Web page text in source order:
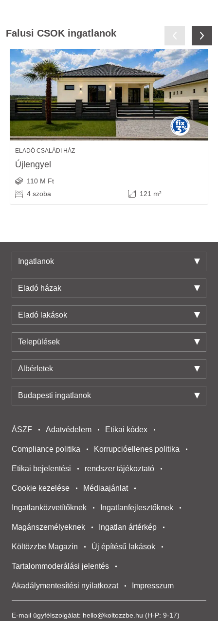
Falusi CSOK ingatlanok
ELADÓ CSALÁDI HÁZ
Újlengyel
110 M Ft
4 szoba
121 m²
Ingatlanok
Eladó házak
Eladó lakások
Települések
Albérletek
Budapesti ingatlanok
E-mail ügyfélszolgálat: hello@koltozzbe.hu (H-P: 9-17)
ÁSZF Adatvédelem Etikai kódex
Compliance politika Korrupcióellenes politika
Etikai bejelentési rendszer tájékoztató
Cookie kezelése Médiaajánlat
Ingatlanközvetítőknek Ingatlanfejlesztőknek
Magánszemélyeknek Ingatlan ártérkép
Költözzbe Magazin Új építésű lakások
Tartalommoderálási jelentés
Akadálymentesítési nyilatkozat Impresszum